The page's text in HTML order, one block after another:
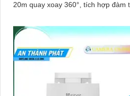
20m quay xoay 360°, tích hợp đàm
Đạt chuẩn IP67 có khả năng chống
động ổn định trong mọi điều kiện